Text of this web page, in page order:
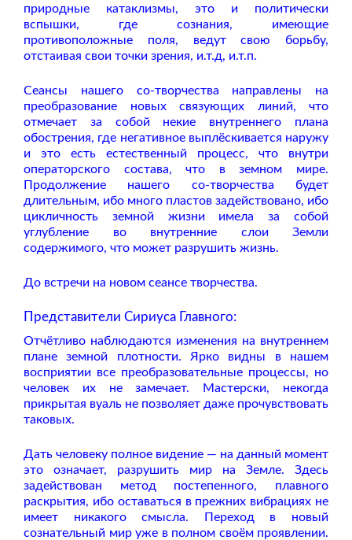
природные катаклизмы, это и политически
вспышки, где сознания, имеющие
противоположные поля, ведут свою борьбу,
отстаивая свои точки зрения, и.т.д, и.т.п.
Сеансы нашего со-творчества направлены на
преобразование новых связующих линий, что
отмечает за собой некие внутреннего плана
обострения, где негативное выплёскивается наружу
и это есть естественный процесс, что внутри
операторского состава, что в земном мире.
Продолжение нашего со-творчества будет
длительным, ибо много пластов задействовано, ибо
цикличность земной жизни имела за собой
углубление во внутренние слои Земли
содержимого, что может разрушить жизнь.
До встречи на новом сеансе творчества.
Представители Сириуса Главного:
Отчётливо наблюдаются изменения на внутреннем
плане земной плотности. Ярко видны в нашем
восприятии все преобразовательные процессы, но
человек их не замечает. Мастерски, некогда
прикрытая вуаль не позволяет даже прочувствовать
таковых.
Дать человеку полное видение — на данный момент
это означает, разрушить мир на Земле. Здесь
задействован метод постепенного, плавного
раскрытия, ибо оставаться в прежних вибрациях не
имеет никакого смысла. Переход в новый
сознательный мир уже в полном своём проявлении.